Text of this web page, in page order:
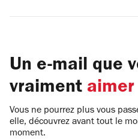
Un e-mail que
vraiment aimer
Vous ne pourrez plus vous
elle, découvrez avant tout le
moment.